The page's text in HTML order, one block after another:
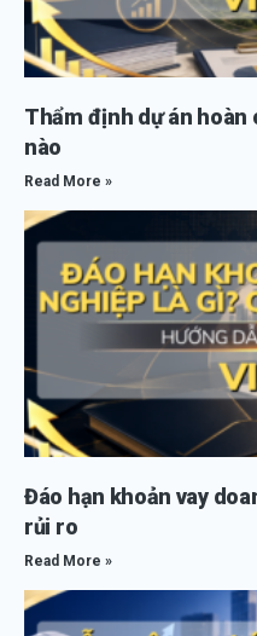
Thẩm định dự án
nào
Read More »
Đáo hạn khoản vay
rủi ro
Read More »